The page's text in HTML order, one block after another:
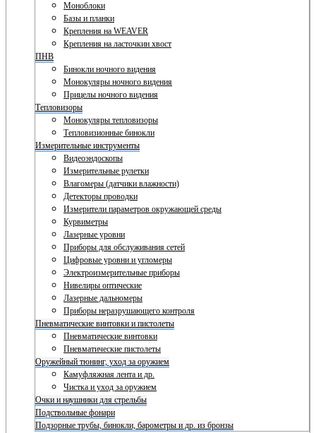
Моноблоки
Базы и планки
Крепления на WEAVER
Крепления на ласточкин хвост
ПНВ
Бинокли ночного видения
Монокуляры ночного видения
Прицелы ночного видения
Тепловизоры
Монокуляры тепловизоры
Тепловизионные бинокли
Измерительные инструменты
Видеоэндоскопы
Измерительные рулетки
Влагомеры (датчики влажности)
Детекторы проводки
Измерители параметров окружающей среды
Курвиметры
Лазерные уровни
Приборы для обслуживания сетей
Цифровые уровни и угломеры
Электроизмерительные приборы
Нивелиры оптические
Лазерные дальномеры
Приборы неразрушающего контроля
Пневматические винтовки и пистолеты
Пневматические винтовки
Пневматические пистолеты
Оружейный тюнинг, уход за оружием
Камуфляжная лента и др.
Чистка и уход за оружием
Очки и наушники для стрельбы
Подствольные фонари
Подзорные трубы, бинокли, барометры и др. из бронзы